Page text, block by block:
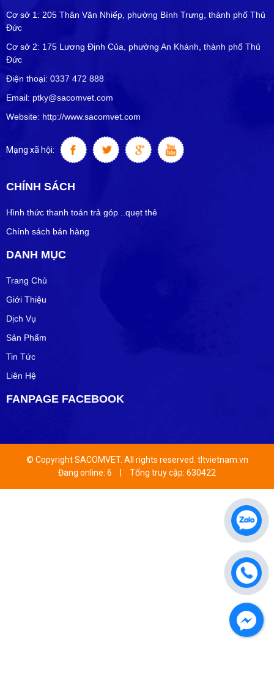
Cơ sở 1: 205 Thân Văn Nhiếp, phường Bình Trưng, thành phố Thủ
Đức
Cơ sở 2: 175 Lương Định Của, phường An Khánh, thành phố Thủ
Đức
Điện thoại: 0337 472 888
Email: ptky@sacomvet.com
Website: http://www.sacomvet.com
Mạng xã hội:
CHÍNH SÁCH
Hình thức thanh toán trả góp ..quẹt thẻ
Chính sách bán hàng
DANH MỤC
Trang Chủ
Giới Thiệu
Dịch Vụ
Sản Phẩm
Tin Tức
Liên Hệ
FANPAGE FACEBOOK
© Copyright SACOMVET. All rights reserved. tltvietnam.vn
Đang online: 6
Tổng truy cập: 630422